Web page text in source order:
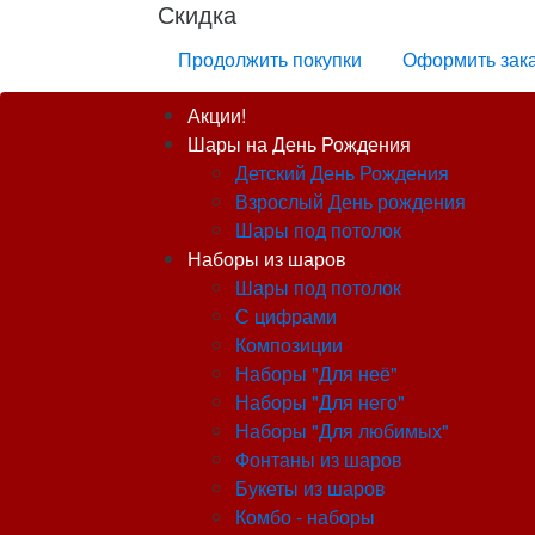
Скидка
Продолжить покупки
Оформить
Акции!
Шары на День Рождения
Детский День Рождения
Взрослый День рождения
Шары под потолок
Наборы из шаров
Шары под потолок
С цифрами
Композиции
Наборы "Для неё"
Наборы "Для него"
Наборы "Для любимых"
Фонтаны из шаров
Букеты из шаров
Комбо - наборы